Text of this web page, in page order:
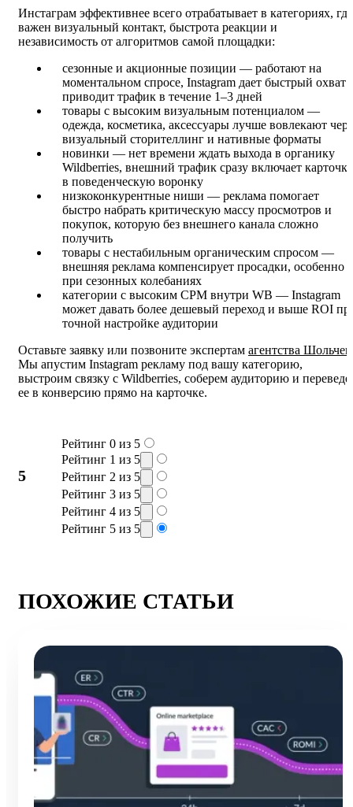
Инстаграм эффективнее всего отрабатывает в категориях, где
важен визуальный контакт, быстрота реакции и
независимость от алгоритмов самой площадки:
сезонные и акционные позиции — работают на
моментальном спросе, Instagram дает быстрый охват
приводит трафик в течение 1–3 дней
товары с высоким визуальным потенциалом —
одежда, косметика, аксессуары лучше вовлекают
визуальный сторителлинг и нативные форматы
новинки — нет времени ждать выхода в органику
Wildberries, внешний трафик сразу включает карточку
в поведенческую воронку
низкоконкурентные ниши — реклама помогает
быстро набрать критическую массу просмотров и
покупок, которую без внешнего канала сложно
получить
товары с нестабильным органическим спросом —
внешняя реклама компенсирует просадки, особенно
при сезонных колебаниях
категории с высоким CPM внутри WB — Instagram
может давать более дешевый переход и выше ROI
точной настройке аудитории
Оставьте заявку или позвоните экспертам агентства Шольчев
Мы апустим Instagram рекламу под вашу категорию,
выстроим связку с Wildberries, соберем аудиторию и
ее в конверсию прямо на карточке.
5
Рейтинг 0 из 5
Рейтинг 1 из 5
Рейтинг 2 из 5
Рейтинг 3 из 5
Рейтинг 4 из 5
Рейтинг 5 из 5
ПОХОЖИЕ СТАТЬИ